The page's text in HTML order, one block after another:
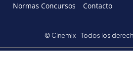
Normas Concursos
Contacto
© Cinemix - Todos los